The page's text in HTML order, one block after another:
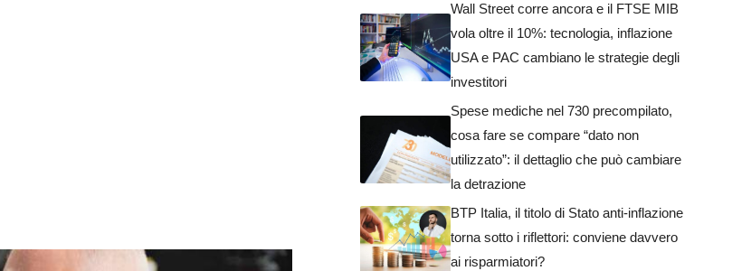
Wall Street corre ancora e il FTSE MIB
vola oltre il 10%: tecnologia, inflazione
USA e PAC cambiano le strategie degli
investitori
Spese mediche nel 730 precompilato,
cosa fare se compare “dato non
utilizzato”: il dettaglio che può cambiare
la detrazione
BTP Italia, il titolo di Stato anti-inflazione
torna sotto i riflettori: conviene davvero
ai risparmiatori?